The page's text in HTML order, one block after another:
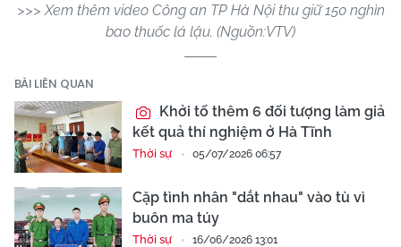
>>> Xem thêm video Công an TP Hà Nội thu giữ 150 nghìn
bao thuốc lá lậu. (Nguồn:VTV)
BÀI LIÊN QUAN
Khởi tố thêm 6 đối tượng làm giả
kết quả thí nghiệm ở Hà Tĩnh
Thời sự 05/07/2026 06:57
Cặp tình nhân "dắt nhau" vào tù vì
buôn ma túy
Thời sự 16/06/2026 13:01